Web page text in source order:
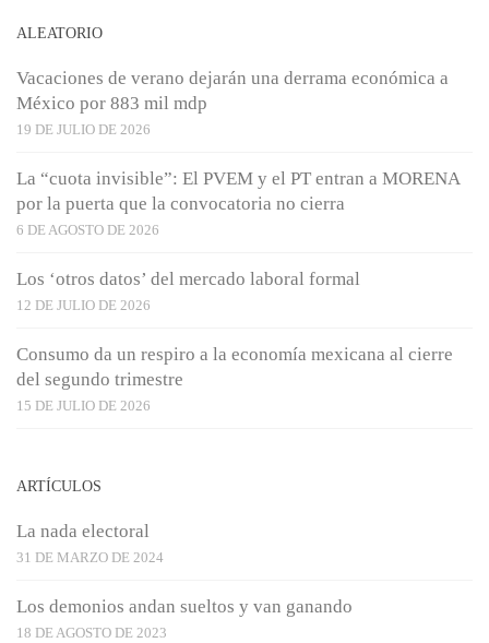
ALEATORIO
Vacaciones de verano dejarán una derrama económica a
México por 883 mil mdp
19 DE JULIO DE 2026
La “cuota invisible”: El PVEM y el PT entran a MORENA
por la puerta que la convocatoria no cierra
6 DE AGOSTO DE 2026
Los ‘otros datos’ del mercado laboral formal
12 DE JULIO DE 2026
Consumo da un respiro a la economía mexicana al cierre
del segundo trimestre
15 DE JULIO DE 2026
ARTÍCULOS
La nada electoral
31 DE MARZO DE 2024
Los demonios andan sueltos y van ganando
18 DE AGOSTO DE 2023